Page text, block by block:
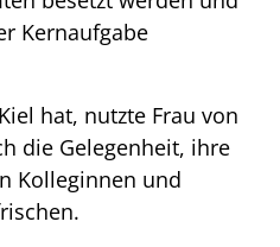
Kernaufgabe
hat, nutzte Frau von
die Gelegenheit, ihre
Kolleginnen und